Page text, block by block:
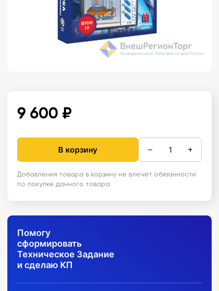
9 600 ₽
В корзину − +
Добавления товара в корзину не влечет обязанности
по покупке данного товара
Помогу
сформировать
Техническое Задание
и сделаю КП